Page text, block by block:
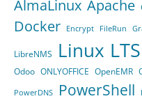
AlmaLinux Apache
Docker Encrypt FileRun
LibreNMS Linux LTS
Odoo ONLYOFFICE OpenEMR
PowerDNS PowerShell